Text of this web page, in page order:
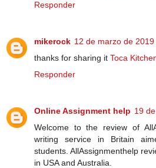
Responder
mikerock 12 de marzo de
thanks for sharing it Toca
Responder
Online Assignment help 19
Welcome to the review of
writing service in Britain
students. AllAssignmenthelp
in USA and Australia.